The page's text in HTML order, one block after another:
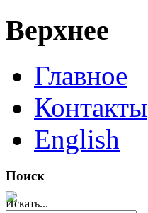
Верхнее
Главное
Контакты
English
Поиск
Искать...